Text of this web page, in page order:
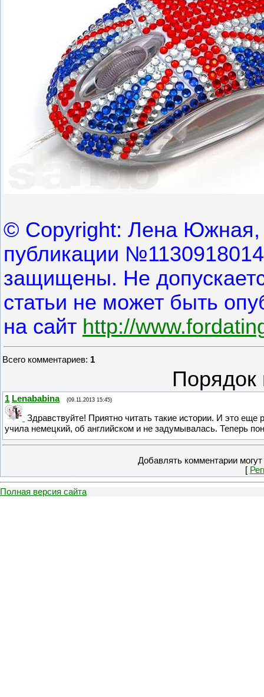
© Copyright: Лена Южная,
публикации
защищены. Не
статьи не может быть
на сайт http://
Всего комментариев: 1
Порядок
1 Lenababina (09.11.2013 15:45)
Здравствуйте! Приятно читать такие истории. И это
учила немецкий, об английском и не задумывалась. Теперь
Добавлять комментарии
[
Полная версия сайта